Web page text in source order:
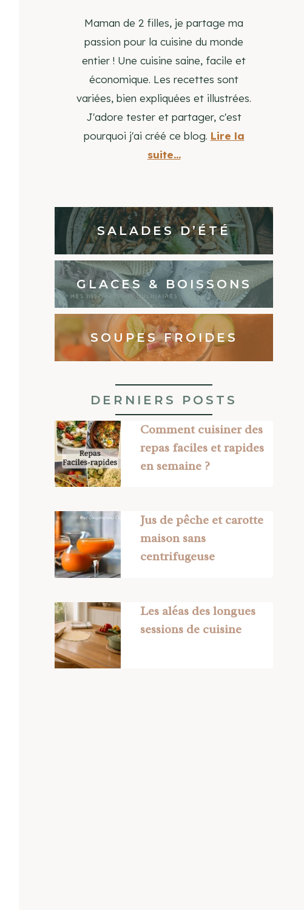
Maman de 2 filles, je partage ma
passion pour la cuisine du monde
entier ! Une cuisine saine, facile et
économique. Les recettes sont
variées, bien expliquées et illustrées.
J'adore tester et partager, c'est
pourquoi j'ai créé ce blog. Lire la
suite...
SALADES D’ÉTÉ
GLACES & BOISSONS
SOUPES FROIDES
DERNIERS POSTS
Comment cuisiner des
repas faciles et rapides
en semaine ?
Jus de pêche et carotte
maison sans
centrifugeuse
Les aléas des longues
sessions de cuisine